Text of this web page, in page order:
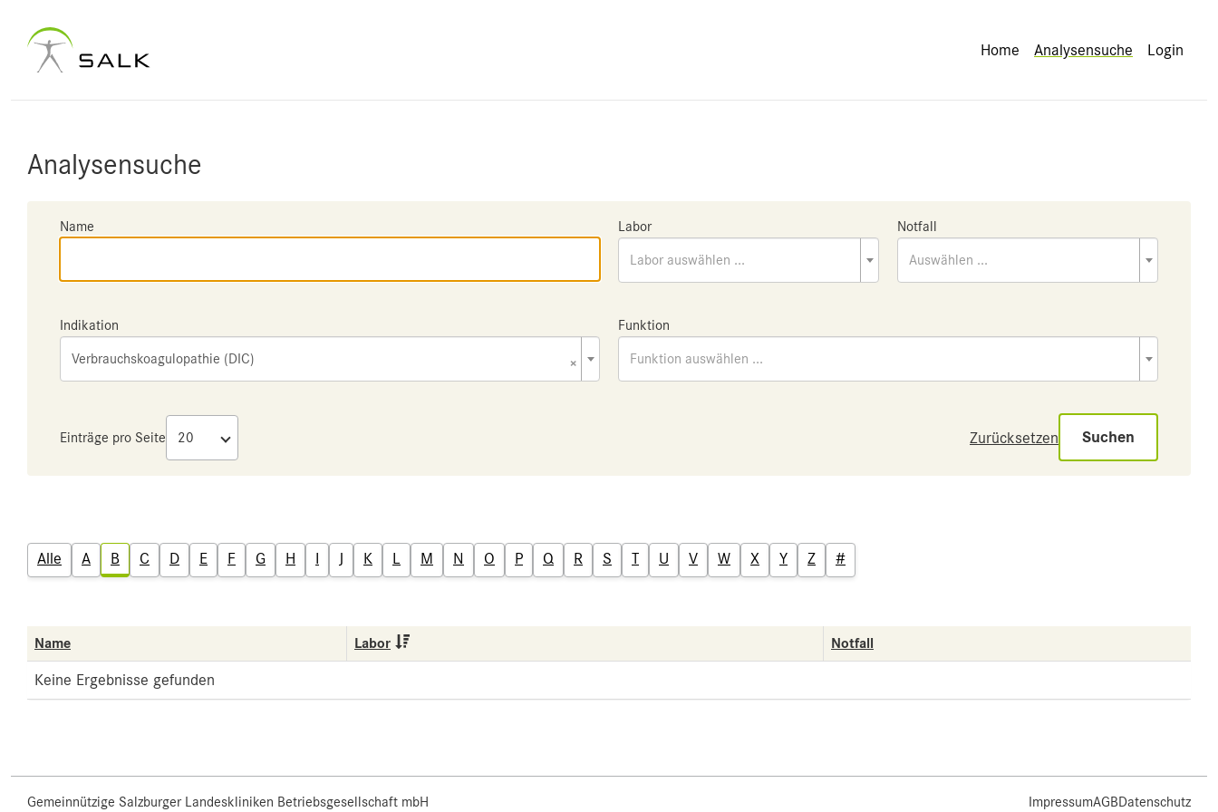
Home Analysensuche Login
Analysensuche
Name Labor
Labor auswählen ...
Notfall
Auswählen ...
Indikation
×
Verbrauchskoagulopathie (DIC)
Funktion
Funktion auswählen ...
Einträge pro Seite Zurücksetzen Suchen
Alle A B C D E F G H I J K L M N O P Q R S T U V W X Y Z #
Name Labor Notfall
Keine Ergebnisse gefunden
Gemeinnützige Salzburger Landeskliniken Betriebsgesellschaft mbH ImpressumAGBDatenschutz